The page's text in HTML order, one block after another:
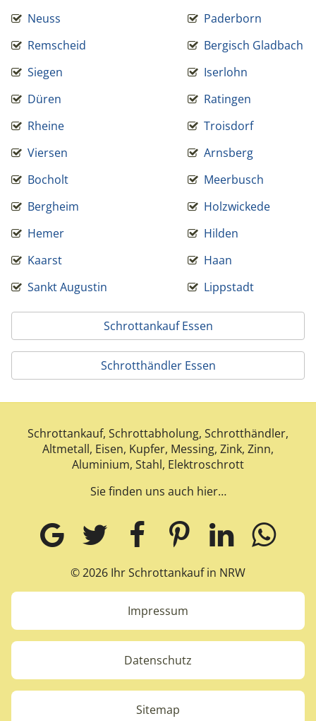
Neuss
Paderborn
Remscheid
Bergisch Gladbach
Siegen
Iserlohn
Düren
Ratingen
Rheine
Troisdorf
Viersen
Arnsberg
Bocholt
Meerbusch
Bergheim
Holzwickede
Hemer
Hilden
Kaarst
Haan
Sankt Augustin
Lippstadt
Schrottankauf Essen
Schrotthändler Essen
Schrottankauf, Schrottabholung, Schrotthändler,
Altmetall, Eisen, Kupfer, Messing, Zink, Zinn,
Aluminium, Stahl, Elektroschrott
Sie finden uns auch hier…
© 2026 Ihr Schrottankauf in NRW
Impressum
Datenschutz
Sitemap